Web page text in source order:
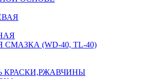
(WD-40, TL-40)
КРАСКИ,РЖАВЧИНЫ